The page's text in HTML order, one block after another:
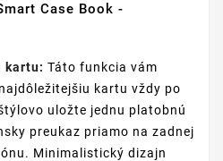
Case Book -
kartu: Táto funkcia vám
kartu vždy po
uložte jednu platobnú
preukaz priamo na zadnej
Minimalistický dizajn